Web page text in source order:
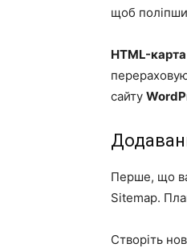
щоб
HTML-карта
сайту
Перше, що
Sitemap.
Створіть